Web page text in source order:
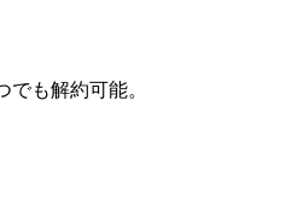
でも解約可能。